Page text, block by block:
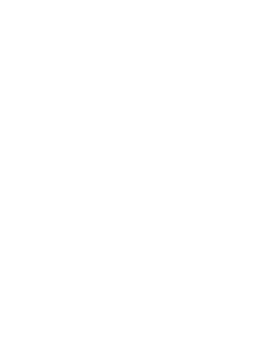
rezerváciou UNESCO a v
piesočnatými plážami a
indická, medzinárodná),
vlasov, klimatizácia,
uvedené vybavenie)